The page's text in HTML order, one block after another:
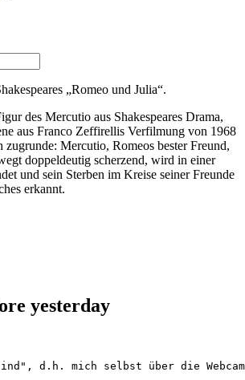
„Romeo und Julia“.
des Mercutio aus Shakespeares Drama,
aus Franco Zeffirellis Verfilmung von 1968
zugrunde: Mercutio, Romeos bester Freund,
doppeldeutig scherzend, wird in einer
und sein Sterben im Kreise seiner Freunde
erkannt.
yesterday
d.h. mich selbst über die Webcam